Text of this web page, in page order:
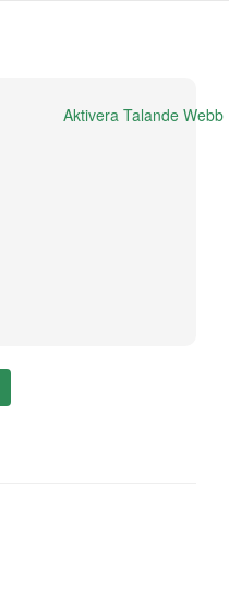
Aktivera Talande Webb